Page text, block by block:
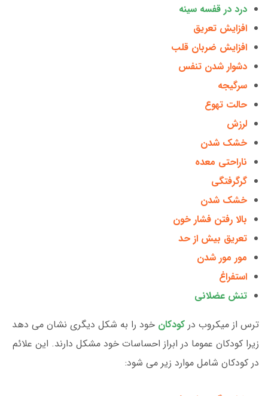
درد در قفسه سینه
افزایش تعریق
افزایش ضربان قلب
دشوار شدن تنفس
سرگیجه
حالت تهوع
لرزش
خشک شدن
ناراحتی معده
گرگرفتگی
خشک شدن
بالا رفتن فشار خون
تعریق بیش از حد
مور مور شدن
استفراغ
تنش عضلانی
ترس از میکروب در کودکان خود را به شکل دیگری نشان می دهد
زیرا کودکان عموما در ابراز احساسات خود مشکل دارند. این علائم
در کودکان شامل موارد زیر می شود: